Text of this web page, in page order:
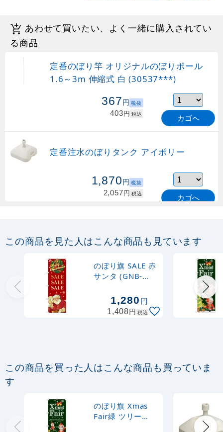
あわせて買いたい、よく一緒に購入されてい
る商品
定番のぼり竿 オリジナルのぼりポール
1.6～3m 伸縮式 白 (30537***)
367円 税抜
403円 税込 カゴへ
定番注水のぼりタンク アイボリー
1,870円 税抜
2,057円 税込 カゴへ
1.6～3m 伸縮式 緑 (30537GRN)
売り切れ中
購入不可
定番のぼり竿 オリジナルのぼりポール
1.6～3m 伸縮式 水色 (30537SBL)
定番のぼり竿 オリジナルのぼりポール
367円
403 円
カゴへ
この商品を見た人はこんな商品も見ています
のぼり旗 SALE 赤
サンタ (GNB-
1,280円
1,408円 税込
この商品を買った人はこんな商品も買っていま
す
のぼり旗 Xmas
Fair緑 ツリー